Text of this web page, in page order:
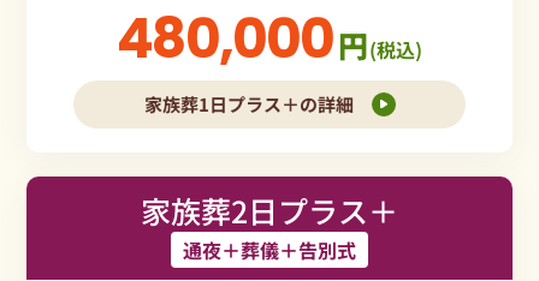
480,000円(税込)
家族葬1日プラス＋の詳細
家族葬2日プラス＋
通夜＋葬儀＋告別式